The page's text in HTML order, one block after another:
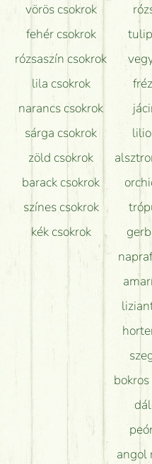
Hogy marad a lehető
Tudok adventi
vörös csokrok
fehér csokrok
rózsaszín csokrok
lila csokrok
narancs csokrok
sárga csokrok
zöld csokrok
barack csokrok
színes csokrok
kék csokrok
angol